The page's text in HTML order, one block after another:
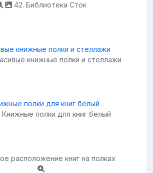
42. Библиотека Сток
книжные полки и стеллажи
полки для книг белый